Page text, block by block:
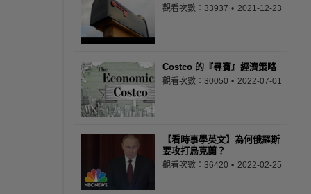
觀看次數：33937 2021-12-23
Costco 的『尋寶』經濟策略
觀看次數：30050 2022-07-01
【看時事學英文】為何俄羅斯
要攻打烏克蘭？
觀看次數：36420 2022-02-25